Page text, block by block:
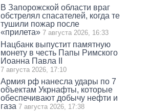
В Запорожской области враг
обстрелял спасателей, когда те
тушили пожар после
«прилета» 7 августа 2026, 16:33
Нацбанк выпустит памятную
монету в честь Папы Римского
Иоанна Павла II
7 августа 2026, 17:10
Армия рф нанесла удары по 7
объектам Укрнафты, которые
обеспечивают добычу нефти и
газа 7 августа 2026, 17:38